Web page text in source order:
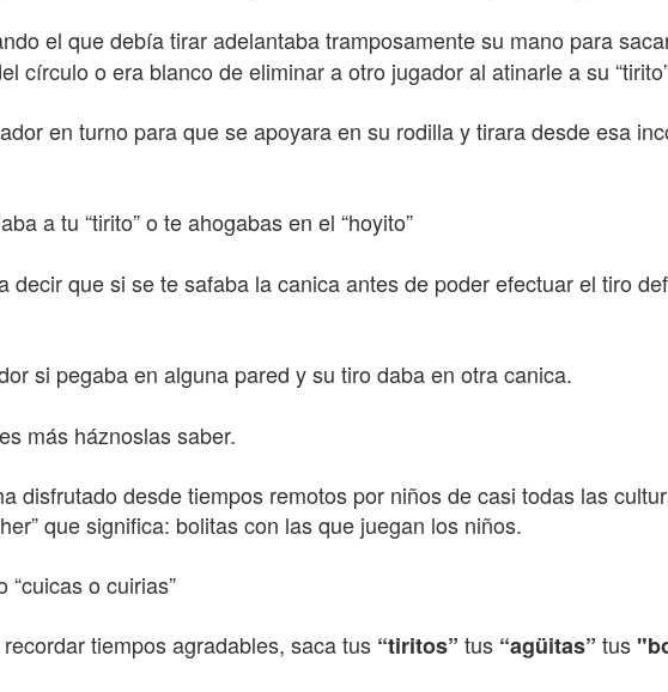
el que debía tirar adelantaba tramposamente su mano para
círculo o era blanco de eliminar a otro jugador al atinarle a su
en turno para que se apoyara en su rodilla y tirara desde esa
a tu “tirito” o te ahogabas en el “hoyito”
decir que si se te safaba la canica antes de poder efectuar el tiro
si pegaba en alguna pared y su tiro daba en otra canica.
más háznoslas saber.
disfrutado desde tiempos remotos por niños de casi todas las
que significa: bolitas con las que juegan los niños.
o cuirias”
tiempos agradables, saca tus “tiritos” tus “agüitas” tus